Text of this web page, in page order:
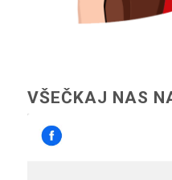
VŠEČKAJ NAS